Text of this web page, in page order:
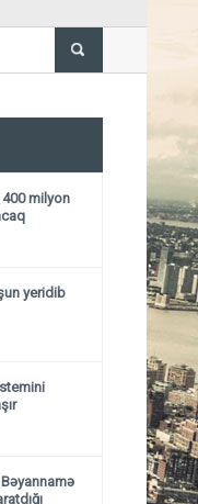
ABŞ "Qızıl Günbəz" RHM
400 milyon
yeridib